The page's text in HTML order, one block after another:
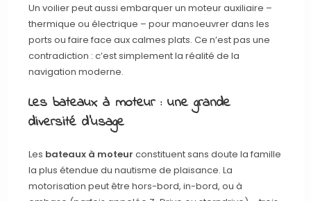
Un voilier peut aussi embarquer un moteur auxiliaire –
thermique ou électrique – pour manoeuvrer dans les
ports ou faire face aux calmes plats. Ce n’est pas une
contradiction : c’est simplement la réalité de la
navigation moderne.
Les bateaux à moteur : une grande
diversité d’usage
Les bateaux à moteur constituent sans doute la famille
la plus étendue du nautisme de plaisance. La
motorisation peut être hors-bord, in-bord, ou à